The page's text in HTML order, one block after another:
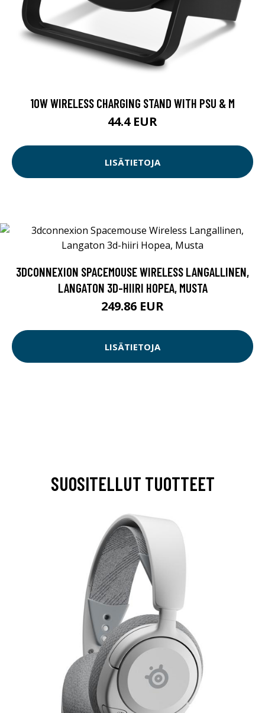
10W WIRELESS CHARGING STAND WITH PSU & M
44.4 EUR
LISÄTIETOJA
3DCONNEXION SPACEMOUSE WIRELESS LANGALLINEN,
LANGATON 3D-HIIRI HOPEA, MUSTA
249.86 EUR
LISÄTIETOJA
SUOSITELLUT TUOTTEET